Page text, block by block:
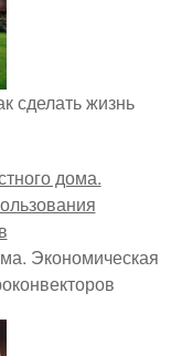
сделать жизнь
Экономическая